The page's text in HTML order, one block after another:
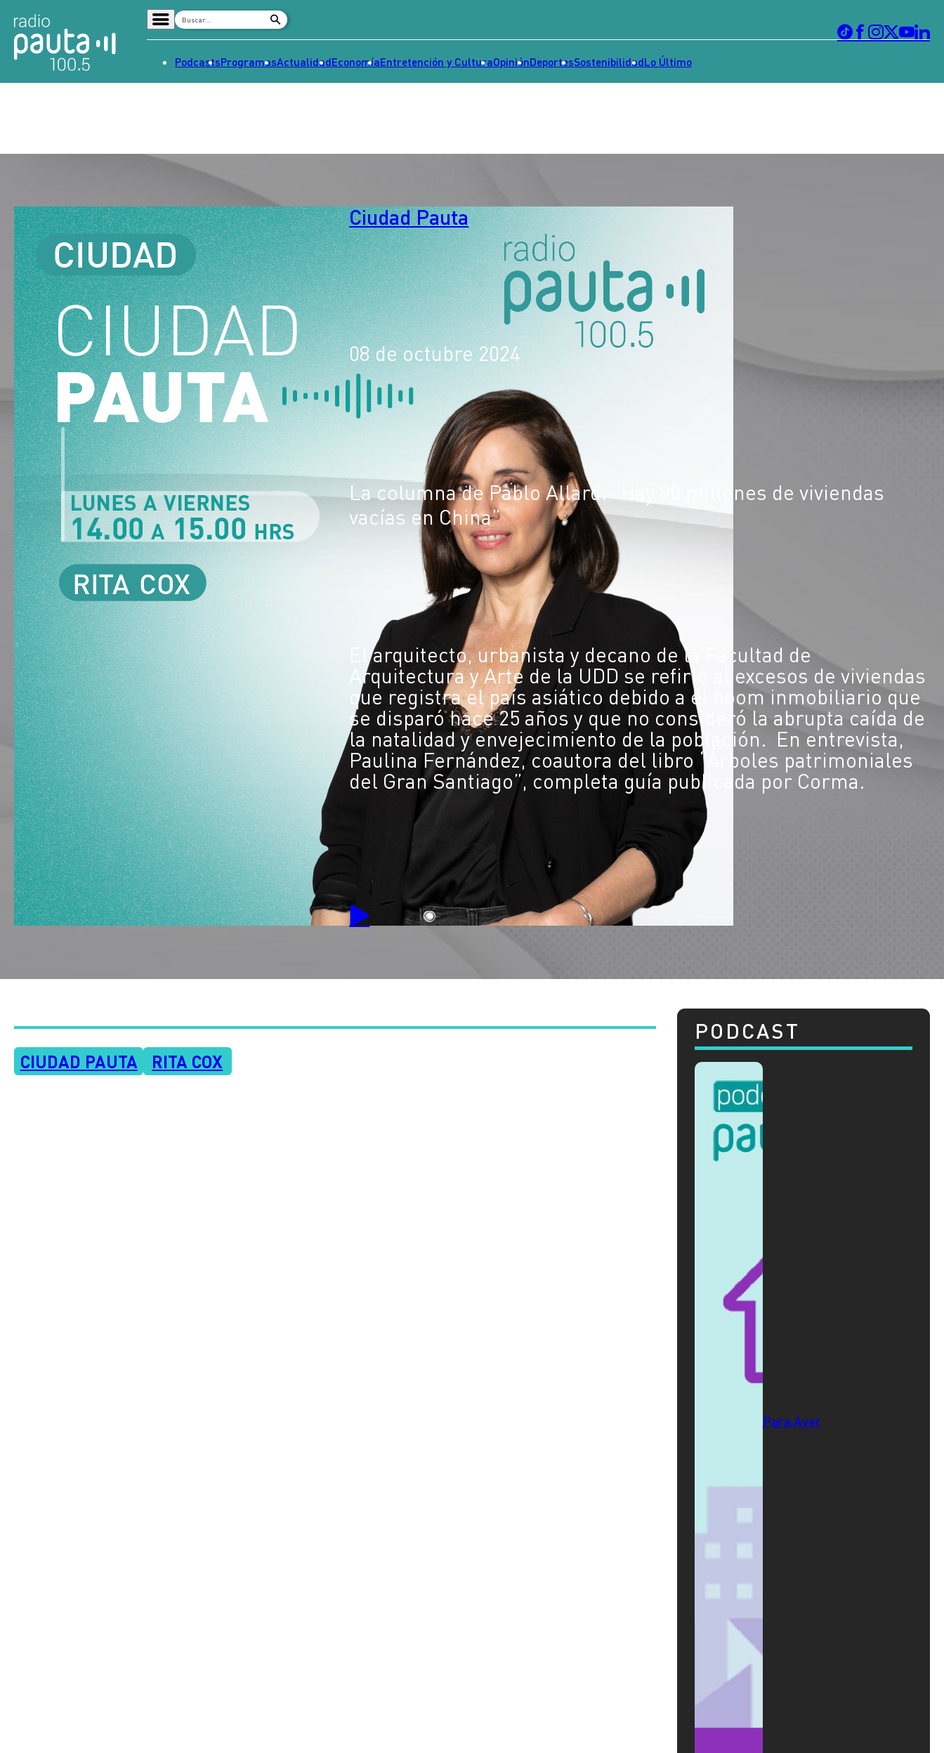
Señal 2
Dato en Pauta
Contenido Patrocinado
PodcastsProgramasActualidadEconomíaEntretención y CulturaOpiniónDeportesSostenibilidadLo Último
Ciudad Pauta
08 de octubre 2024
La columna de Pablo Allard: “Hay 90 millones de viviendas
vacías en China”
El arquitecto, urbanista y decano de la Facultad de
Arquitectura y Arte de la UDD se refirió al excesos de viviendas
que registra el país asiático debido a el boom inmobiliario que
se disparó hace 25 años y que no consideró la abrupta caída de
la natalidad y envejecimiento de la población. En entrevista,
Paulina Fernández, coautora del libro “Árboles patrimoniales
del Gran Santiago”, completa guía publicada por Corma.
CIUDAD PAUTA RITA COX
PODCAST
Para Ayer